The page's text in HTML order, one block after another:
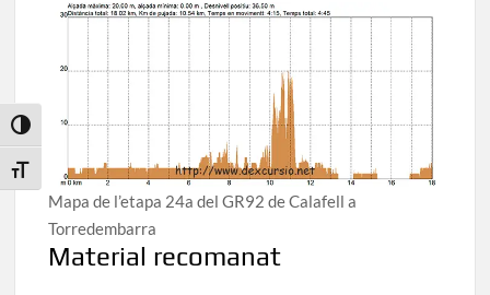
Toggle High Contrast
Toggle Font size
Mapa de l’etapa 24a del GR92 de Calafell a
Torredembarra
Material recomanat